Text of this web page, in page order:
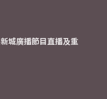
城廣播節目直播及重